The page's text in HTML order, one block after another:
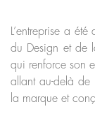
L’entreprise a
du Design et de
qui renforce son
allant au-delà de
la marque et